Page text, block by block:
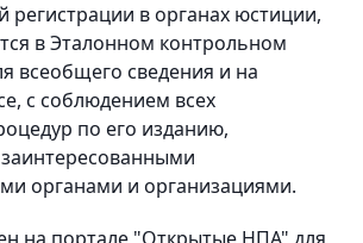
регистрации в органах юстиции,
в Эталонном контрольном
всеобщего сведения и на
с соблюдением всех
по его изданию,
органами и организациями.